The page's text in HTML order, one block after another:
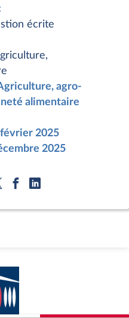
écrite
agro-
alimentaire
2025
2025